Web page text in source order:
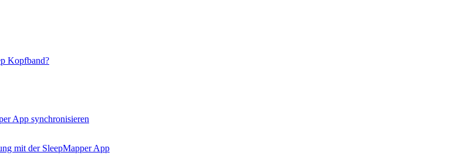
Kopfband?
App synchronisieren
mit der SleepMapper App